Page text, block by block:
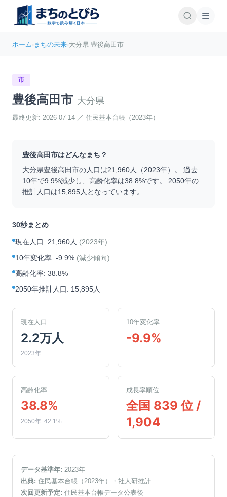
ホーム›まちの未来›大分県 豊後高田市
市
豊後高田市 大分県
最終更新: 2026-07-14 ／ 住民基本台帳（2023年）
豊後高田市はどんなまち？
大分県豊後高田市の人口は21,960人（2023年）。 過去
10年で9.9%減少し、高齢化率は38.8%です。 2050年の
推計人口は15,895人となっています。
30秒まとめ
現在人口: 21,960人 (2023年)
10年変化率: -9.9% (減少傾向)
高齢化率: 38.8%
2050年推計人口: 15,895人
現在人口
2.2万人
2023年
10年変化率
-9.9%
高齢化率
38.8%
2050年: 42.1%
成長率順位
全国 839 位 /
1,904
データ基準年: 2023年
出典: 住民基本台帳（2023年）
・社人研推計
次回更新予定: 住民基本台帳データ公表後